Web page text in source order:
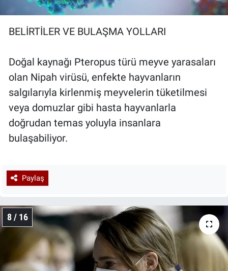
BELİRTİLER VE BULAŞMA YOLLARI
Doğal kaynağı Pteropus türü meyve yarasaları
olan Nipah virüsü, enfekte hayvanların
salgılarıyla kirlenmiş meyvelerin tüketilmesi
veya domuzlar gibi hasta hayvanlarla
doğrudan temas yoluyla insanlara
bulaşabiliyor.
Paylaş
8 / 16